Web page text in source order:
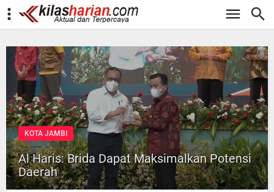
-->
KOTA JAMBI
Al Haris: Brida Dapat Maksimalkan Potensi
Daerah